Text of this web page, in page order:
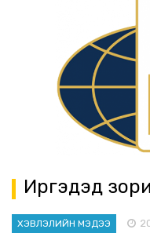
Иргэдэд
ХЭВЛЭЛИЙН МЭДЭЭ